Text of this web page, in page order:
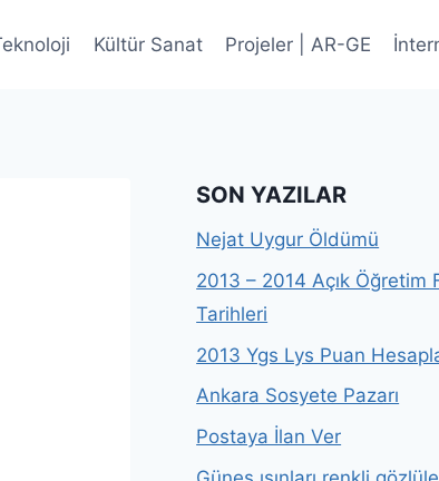
Kültür Sanat Projeler | AR-GE
SON YAZILAR
Nejat Uygur Öldümü
2013 – 2014 Açık Öğretim
Tarihleri
2013 Ygs Lys Puan
Ankara Sosyete Pazarı
Postaya İlan Ver